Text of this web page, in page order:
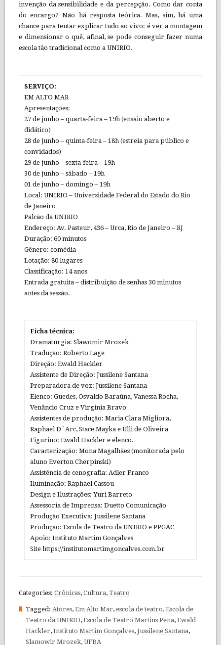
invenção da sensibilidade e da percepção. Como dar conta
do encargo? Não há resposta teórica. Mas, sim, há uma
chance para tentar explicar tudo ao vivo: é ver a montagem
e dimensionar o quê, afinal, se pode conseguir fazer numa
escola tão tradicional como a UNIRIO.
SERVIÇO:
EM ALTO MAR
Apresentações:
27 de junho – quarta-feira – 19h (ensaio aberto e
didático)
28 de junho – quinta-feira – 18h (estreia para público e
convidados)
29 de junho – sexta-feira – 19h
30 de junho – sábado – 19h
01 de junho – domingo – 19h
Local: UNIRIO – Universidade Federal do Estado do Rio
de Janeiro
Palcão da UNIRIO
Endereço: Av. Pasteur, 436 – Urca, Rio de Janeiro – RJ
Duração: 60 minutos
Gênero: comédia
Lotação: 80 lugares
Classificação: 14 anos
Entrada gratuita – distribuição de senhas 30 minutos
antes da sessão.
Ficha técnica:
Dramaturgia: Slawomir Mrozek
Tradução: Roberto Lage
Direção: Ewald Hackler
Assistente de Direção: Jussilene Santana
Preparadora de voz: Jussilene Santana
Elenco: Guedes, Osvaldo Baraúna, Vanessa Rocha,
Venâncio Cruz e Virgínia Bravo
Assistentes de produção: Maria Clara Migliora,
Raphael D´Arc, Stace Mayka e Úlli de Oliveira
Figurino: Ewald Hackler e elenco.
Caracterização: Mona Magalhães (monitorada pelo
aluno Everton Cherpinski)
Assistência de cenografia: Adler Franco
Iluminação: Raphael Cassou
Design e Ilustrações: Yuri Barreto
Assessoria de Imprensa: Duetto Comunicação
Produção Executiva: Jussilene Santana
Produção: Escola de Teatro da UNIRIO e PPGAC
Apoio: Instituto Martim Gonçalves
Site https://institutomartimgoncalves.com.br
Categories: Crônicas, Cultura, Teatro
Tagged: Atores, Em Alto Mar, escola de teatro, Escola de
Teatro da UNIRIO, Escola de Teatro Martins Pena, Ewald
Hackler, Instituto Martim Gonçalves, Jussilene Santana,
Slamowir Mrozek, UFBA